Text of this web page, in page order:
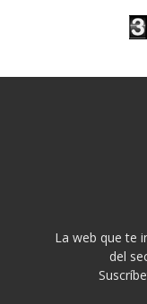
La web que te
del